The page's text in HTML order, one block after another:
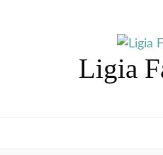
Ligia